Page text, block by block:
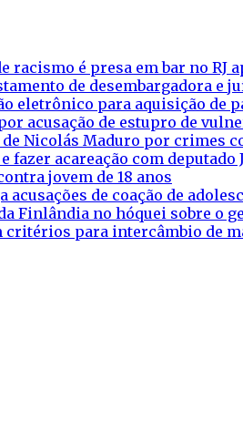
racismo é presa em bar no RJ
de desembargadora e
eletrônico para aquisição de
acusação de estupro de
Nicolás Maduro por crimes
fazer acareação com deputado
jovem de 18 anos
acusações de coação de
Finlândia no hóquei sobre o
para intercâmbio de